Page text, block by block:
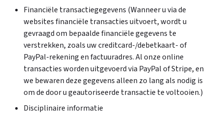
Financiële transactiegegevens (Wanneer u via de
websites financiële transacties uitvoert, wordt u
gevraagd om bepaalde financiële gegevens te
verstrekken, zoals uw creditcard-/debetkaart- of
PayPal-rekening en factuuradres. Al onze online
transacties worden uitgevoerd via PayPal of Stripe, en
we bewaren deze gegevens alleen zo lang als nodig is
om de door u geautoriseerde transactie te voltooien.)
Disciplinaire informatie